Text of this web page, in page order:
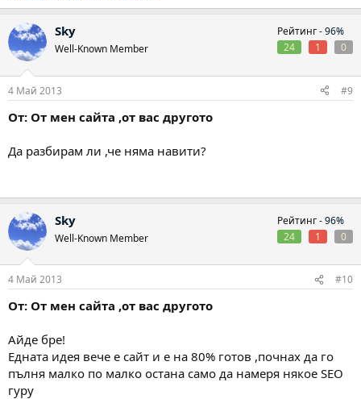
Sky
Well-Known Member
Рейтинг -96%
24
1 0
4 Май 2013 #9
От: От мен сайта ,от вас другото
Да разбирам ли ,че няма навити?
Sky
Well-Known Member
Рейтинг -96%
24
1 0
4 Май 2013 #10
От: От мен сайта ,от вас другото
Айде бре!
Едната идея вече е сайт и е на 80% готов ,почнах да го
пълня малко по малко остана само да намеря някое SEO
гуру